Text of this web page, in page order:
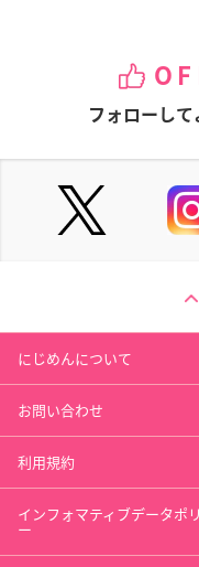
フォローして
にじめんについて
お問い合わせ
利用規約
インフォマティブデータポ
ー